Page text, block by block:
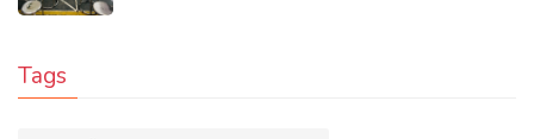
Tags